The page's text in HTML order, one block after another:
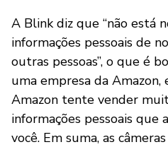
A Blink diz que “não está
informações pessoais de
outras pessoas”, o que é
uma empresa da
Amazon tente vender
informações pessoais que
você. Em suma, as